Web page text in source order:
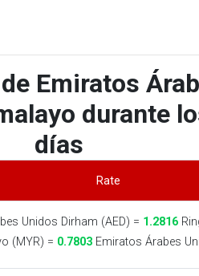
Emiratos
durante
días
Rate
Unidos Dirham (AED) = 1.2816
(MYR) = 0.7803 Emiratos Árabes